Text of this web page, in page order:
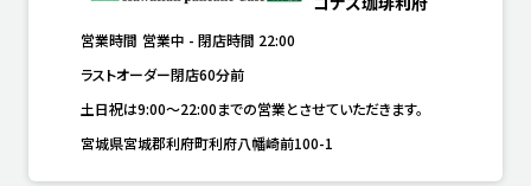
営業時間 営業中 - 閉店時間 22:00
ラストオーダー閉店60分前
土日祝は9:00～22:00までの営業とさせていただきます。
宮城県宮城郡利府町利府八幡崎前100-1